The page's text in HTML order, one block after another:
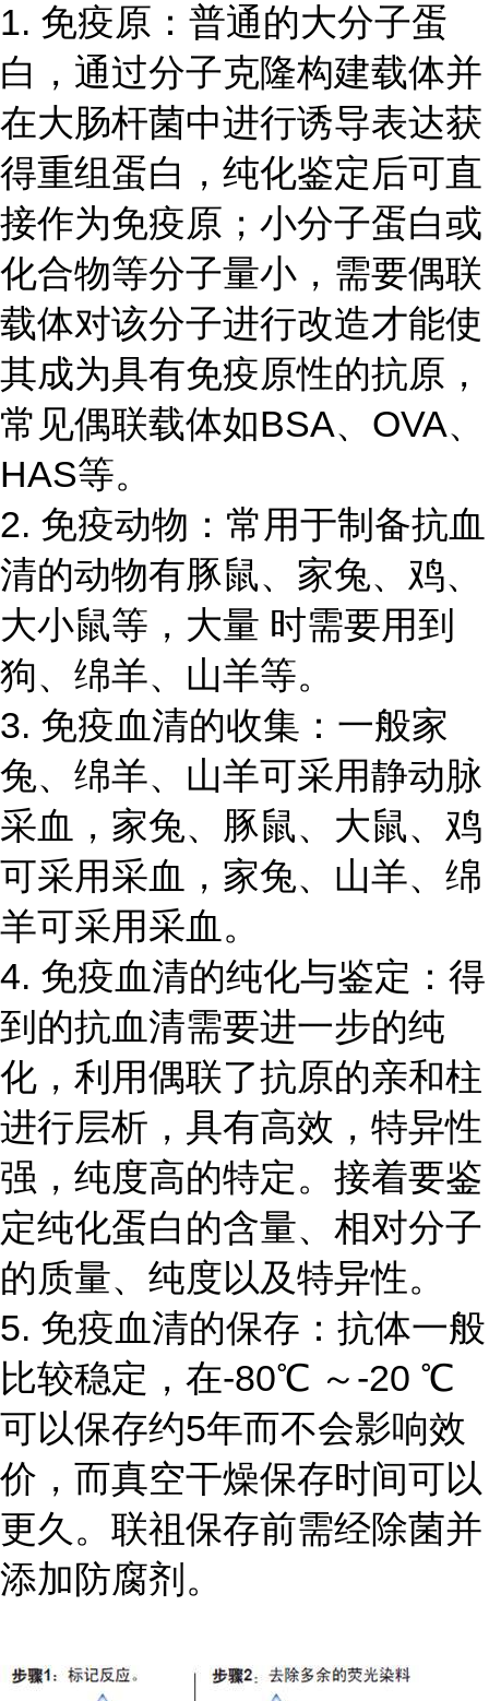
1. 免疫原：普通的大分子蛋
白，通过分子克隆构建载体并
在大肠杆菌中进行诱导表达获
得重组蛋白，纯化鉴定后可直
接作为免疫原；小分子蛋白或
化合物等分子量小，需要偶联
载体对该分子进行改造才能使
其成为具有免疫原性的抗原，
常见偶联载体如BSA、OVA、
HAS等。
2. 免疫动物：常用于制备抗血
清的动物有豚鼠、家兔、鸡、
大小鼠等，大量 时需要用到
狗、绵羊、山羊等。
3. 免疫血清的收集：一般家
兔、绵羊、山羊可采用静动脉
采血，家兔、豚鼠、大鼠、鸡
可采用采血，家兔、山羊、绵
羊可采用采血。
4. 免疫血清的纯化与鉴定：得
到的抗血清需要进一步的纯
化，利用偶联了抗原的亲和柱
进行层析，具有高效，特异性
强，纯度高的特定。接着要鉴
定纯化蛋白的含量、相对分子
的质量、纯度以及特异性。
5. 免疫血清的保存：抗体一般
比较稳定，在-80℃ ～-20 ℃
可以保存约5年而不会影响效
价，而真空干燥保存时间可以
更久。联祖保存前需经除菌并
添加防腐剂。